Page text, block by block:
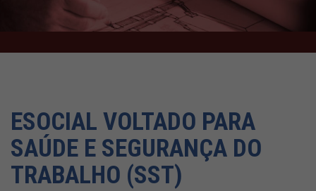
ESOCIAL VOLTADO PARA
SAÚDE E SEGURANÇA DO
TRABALHO (SST)